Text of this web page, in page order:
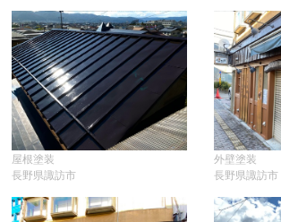
屋根塗装
長野県諏訪市
外壁塗装
長野県諏訪市